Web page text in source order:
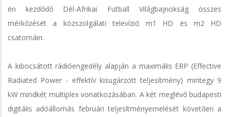
én kezdődő Dél-Afrikai Futball Világbajnokság összes
mérkőzését a közszolgálati televízió m1 HD és m2 HD
csatornáin.
A kibocsátott rádióengedély alapján a maximális ERP (Effective
Radiated Power - effektív kisugárzott teljesítmény) mintegy 9
kW mindkét multiplex vonatkozásában. A két meglévő budapesti
digitális adóállomás februári teljesítményemelését követően a